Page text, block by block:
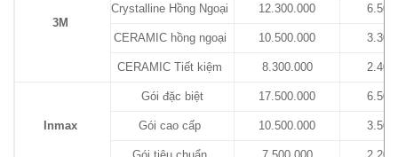
3M
Crystalline Hồng Ngoại 12.300.000
CERAMIC hồng ngoại 10.500.000
CERAMIC Tiết kiệm 8.300.000
Inmax
Gói đặc biệt 17.500.000
Gói cao cấp 10.500.000